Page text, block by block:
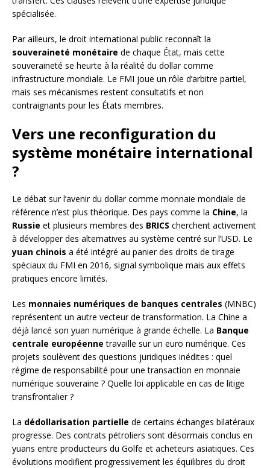
spécialisée.
Par ailleurs, le droit international public reconnaît la
souveraineté monétaire de chaque État, mais cette
souveraineté se heurte à la réalité du dollar comme
infrastructure mondiale. Le FMI joue un rôle d’arbitre partiel,
mais ses mécanismes restent consultatifs et non
contraignants pour les États membres.
Vers une reconfiguration du
système monétaire international
?
Le débat sur l’avenir du dollar comme monnaie mondiale de
référence n’est plus théorique. Des pays comme la Chine, la
Russie et plusieurs membres des BRICS cherchent activement
à développer des alternatives au système centré sur l’USD. Le
yuan chinois a été intégré au panier des droits de tirage
spéciaux du FMI en 2016, signal symbolique mais aux effets
pratiques encore limités.
Les monnaies numériques de banques centrales (MNBC)
représentent un autre vecteur de transformation. La Chine a
déjà lancé son yuan numérique à grande échelle. La Banque
centrale européenne travaille sur un euro numérique. Ces
projets soulèvent des questions juridiques inédites : quel
régime de responsabilité pour une transaction en monnaie
numérique souveraine ? Quelle loi applicable en cas de litige
transfrontalier ?
La dédollarisation partielle de certains échanges bilatéraux
progresse. Des contrats pétroliers sont désormais conclus en
yuans entre producteurs du Golfe et acheteurs asiatiques. Ces
évolutions modifient progressivement les équilibres du droit